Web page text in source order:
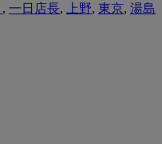
, 一日店長, 上野, 東京, 湯島